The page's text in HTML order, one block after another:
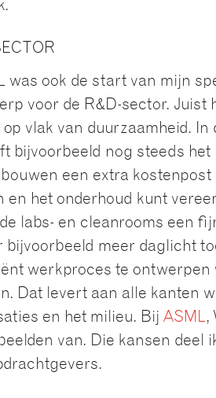
was ook de start van mijn
voor de R&D-sector. Juist
vlak van duurzaamheid. In
bijvoorbeeld nog steeds het
een extra kostenpost
en het onderhoud kunt
labs- en cleanrooms een
bijvoorbeeld meer daglicht
werkproces te ontwerpen
Dat levert aan alle kanten
en het milieu. Bij ASML,
van. Die kansen deel